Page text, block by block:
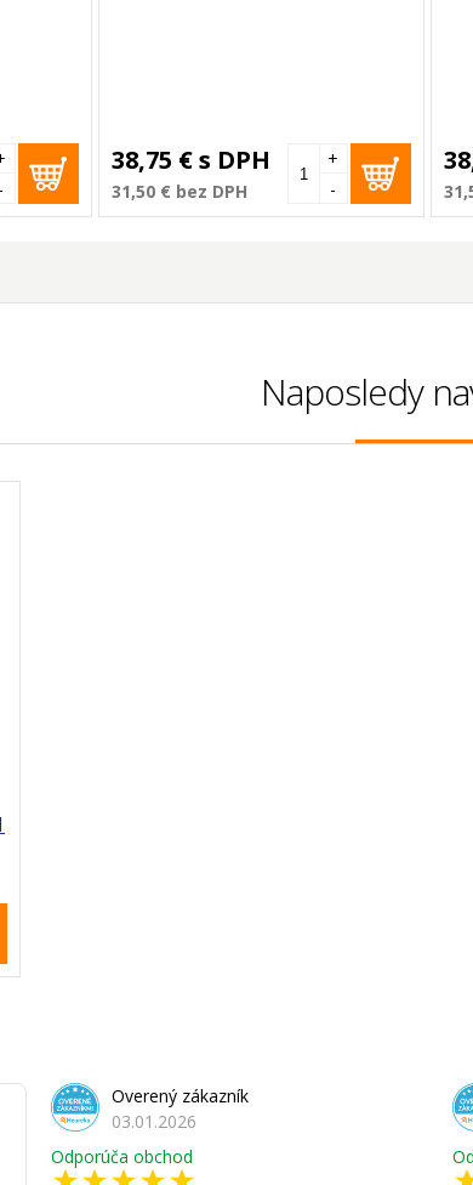
-
38,75 €s DPH
31,50 € bez DPH -
+
Naposledy
Overený zákazník
03.01.2026
Odporúča obchod